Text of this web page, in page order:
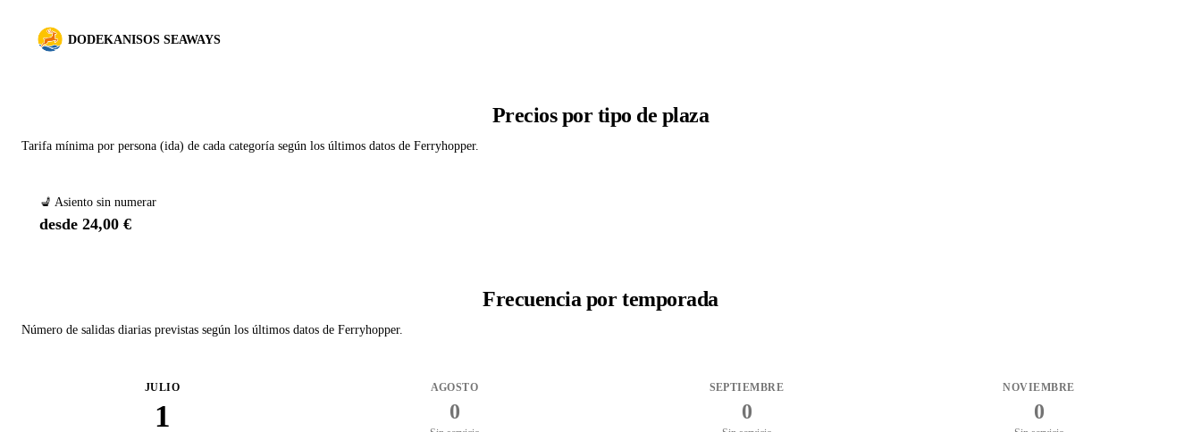
DODEKANISOS SEAWAYS
Precios por tipo de plaza
Tarifa mínima por persona (ida) de cada categoría según los últimos datos de Ferryhopper.
💺 Asiento sin numerar
desde 24,00 €
Frecuencia por temporada
Número de salidas diarias previstas según los últimos datos de Ferryhopper.
JULIO
1
AGOSTO
0
SEPTIEMBRE
0
NOVIEMBRE
0